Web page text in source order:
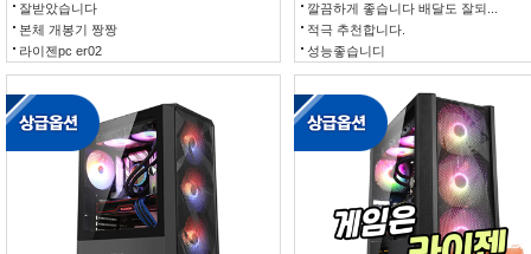
잘받았습니다
본체 개봉기 짱짱
라이젠pc er02
깔끔하게 좋습니다 배달도 잘되...
적극 추천합니다.
성능좋습니디